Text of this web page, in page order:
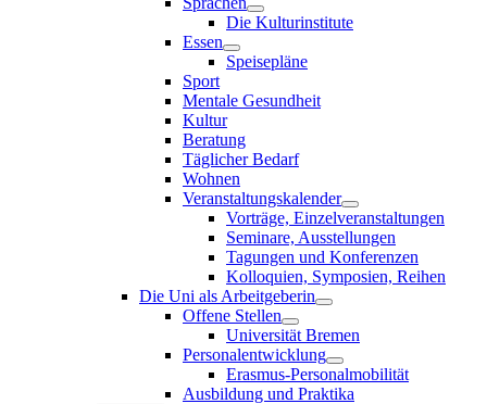
Die Kulturinstitute
Essen
Speisepläne
Sport
Mentale Gesundheit
Kultur
Beratung
Täglicher Bedarf
Wohnen
Veranstaltungskalender
Vorträge, Einzelveranstaltungen
Seminare, Ausstellungen
Tagungen und Konferenzen
Kolloquien, Symposien, Reihen
Die Uni als Arbeitgeberin
Offene Stellen
Universität Bremen
Personalentwicklung
Erasmus-Personalmobilität
Ausbildung und Praktika